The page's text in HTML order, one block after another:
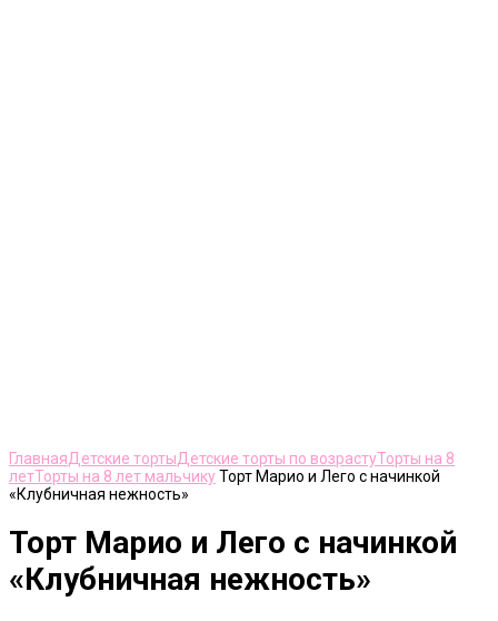
ГлавнаяДетские тортыДетские торты по возрастуТорты на 8
летТорты на 8 лет мальчикуТорт Марио и Лего с начинкой
«Клубничная нежность»
Торт Марио и Лего с начинкой
«Клубничная нежность»